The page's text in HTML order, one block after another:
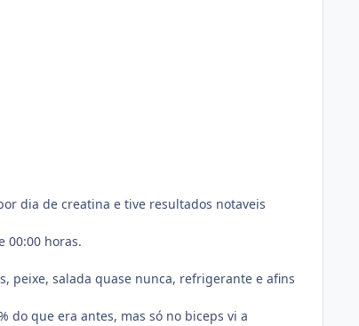
dia de creatina e tive resultados notaveis
00:00 horas.
peixe, salada quase nunca, refrigerante e afins
do que era antes, mas só no biceps vi a